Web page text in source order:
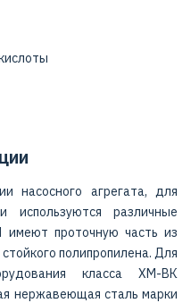
насосного агрегата, для
используются различные
проточную часть из
полипропилена. Для
класса ХМ-ВК
нержавеющая сталь марки